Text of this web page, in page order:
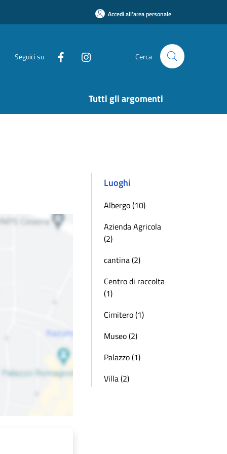
Accedi all'area personale
Seguici su Cerca
Tutti gli argomenti
Luoghi
Albergo (10)
Azienda Agricola
(2)
cantina (2)
Centro di raccolta
(1)
Cimitero (1)
Museo (2)
Palazzo (1)
Villa (2)